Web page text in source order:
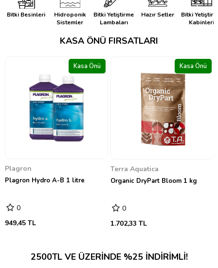
Bitki Besinleri
Hidroponik
Sistemler
Bitki Yetiştirme
Lambaları
Hazır Setler
Bitki
Kabinleri
KASA ÖNÜ FIRSATLARI
Terra Aquatica
Organic DryPart Bloom 1 kg
0
1.702,33 TL
Kasa Önü
GreenPlanet Nutrients
GreenPlanet Dual Fuel 1&2 4
13.281,41 TL
Kasa Önü
2500TL VE ÜZERINDE %25 INDIRIMLI!